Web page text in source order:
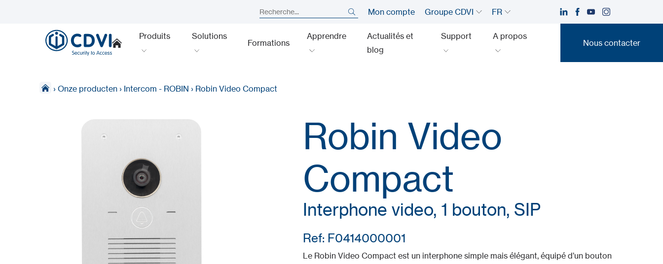
Mon compte Groupe CDVI FR
Produits Solutions
Formations
Apprendre
Actualités et
blog
Support A propos
Nous contacter
› Onze producten › Intercom - ROBIN › Robin Video Compact
Robin Video
Compact
Interphone video, 1 bouton, SIP
Ref: F0414000001
Le Robin Video Compact est un interphone simple mais élégant, équipé d’un bouton